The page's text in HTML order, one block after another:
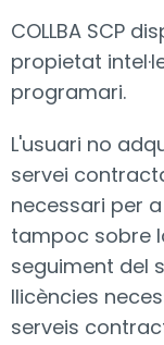
COLLBA SCP
propietat
programari.
L'usuari no
servei
necessari per
tampoc sobre
seguiment del
llicències
serveis